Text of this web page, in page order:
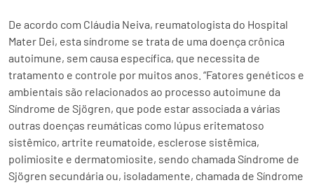
De acordo com Cláudia Neiva, reumatologista do Hospital
Mater Dei, esta síndrome se trata de uma doença crônica
autoimune, sem causa específica, que necessita de
tratamento e controle por muitos anos. “Fatores genéticos e
ambientais são relacionados ao processo autoimune da
Síndrome de Sjögren, que pode estar associada a várias
outras doenças reumáticas como lúpus eritematoso
sistêmico, artrite reumatoide, esclerose sistêmica,
polimiosite e dermatomiosite, sendo chamada Síndrome de
Sjögren secundária ou, isoladamente, chamada de Síndrome